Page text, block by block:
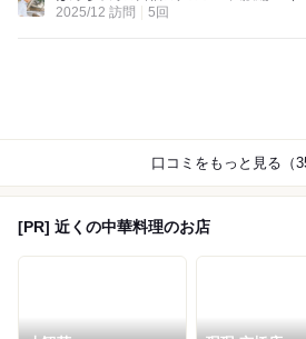
2025/12 訪問
5回
口コミをもっと見る（
[PR] 近くの中華料理のお店